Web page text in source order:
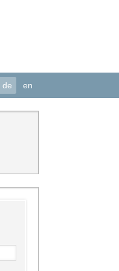
de en